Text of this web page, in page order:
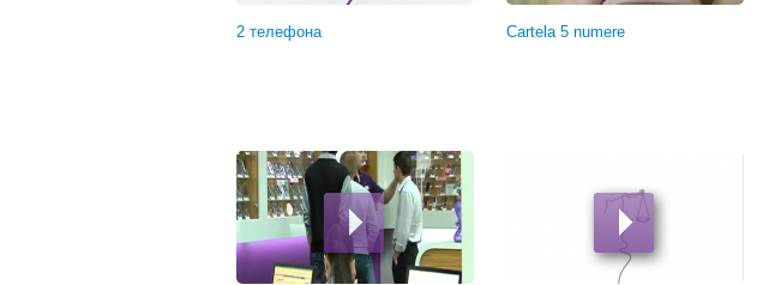
2 телефона Cartela 5 numere